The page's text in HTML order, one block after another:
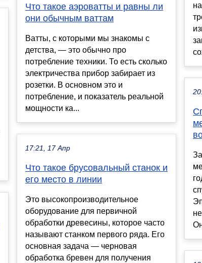
Что такое аэроватты и равны ли
они обычным ваттам
Ватты, с которыми мы знакомы с
детства, — это обычно про
потребление техники. То есть сколько
электричества прибор забирает из
розетки. В основном это и
потребление, и показатель реальной
мощности ка...
17:21, 17 Апр
Что такое брусовальный станок и
его место в линии
Это высокопроизводительное
оборудование для первичной
обработки древесины, которое часто
называют станком первого ряда. Его
основная задача — черновая
обработка бревен для получения